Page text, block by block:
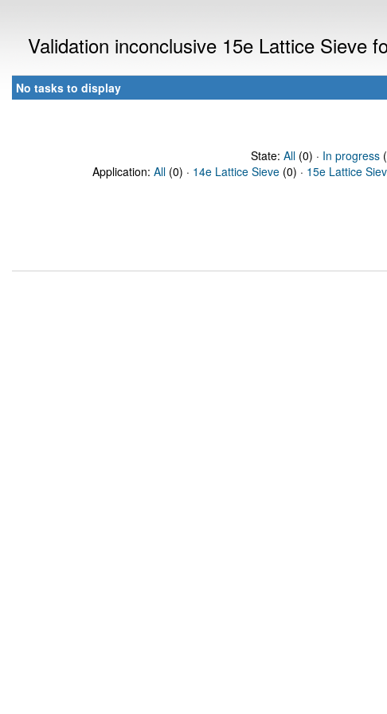
Validation inconclusive 15e Lattice Sieve
No tasks to display
State: All(0) · In progress
Application: All (0) · 14e Lattice Sieve (0) · 15e Lattice